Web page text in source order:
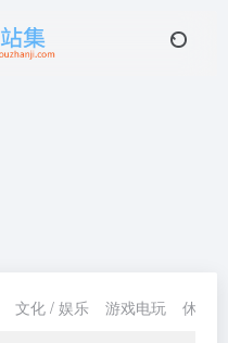
文化 / 娱乐 游戏电玩 休闲 /